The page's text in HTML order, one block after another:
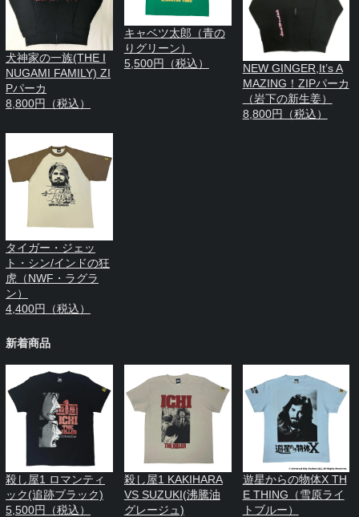
犬神家の一族(THE I
NUGAMI FAMILY) ZI
Pパーカ
8,800円（税込）
キャベツ太郎（青の
りグリーン）
5,500円（税込）
NEW GINGER,It’s A
MAZING！ZIPパーカ
（岩下の新生姜）
8,800円（税込）
タイガー・ジェッ
ト・シン/インドの狂
虎（NWF・ラグラ
ン）
4,400円（税込）
新着商品
殺し屋1 ロマンティ
ック(追跡ブラック)
5,500円（税込）
殺し屋1 KAKIHARA
VS SUZUKI(沸騰油
グレージュ)
遊星からの物体X TH
E THING（雪原ライ
トブルー）